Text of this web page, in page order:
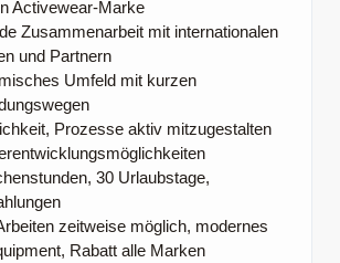
Activewear-Marke
Zusammenarbeit mit internationalen
und Partnern
Umfeld mit kurzen
Prozesse aktiv mitzugestalten
30 Urlaubstage,
zeitweise möglich, modernes
Rabatt alle Marken